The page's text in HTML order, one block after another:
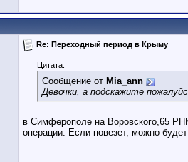
Re: Переходный период в Крыму
Цитата:
Сообщение от Mia_ann
Девочки, а подскажите
в Симферополе на Воровского,65
операции. Если повезет, можно